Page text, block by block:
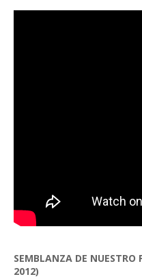
SEMBLANZA DE NUESTRO
2012)